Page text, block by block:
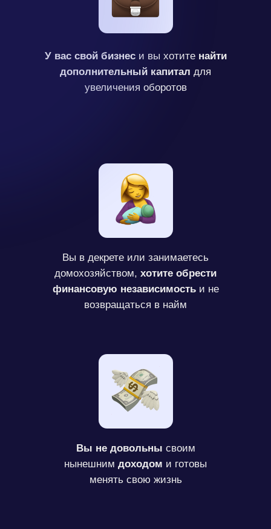
Вы не довольны своим
нынешним доходом и готовы
менять свою жизнь
Вы в декрете или занимаетесь
домохозяйством, хотите обрести
финансовую независимостьи не
возвращаться в найм
У вас свой бизнеси вы хотите найти
дополнительный капитал для
увеличения оборотов